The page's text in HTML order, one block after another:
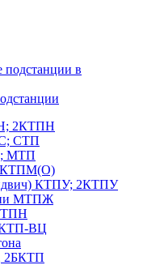
2КТПН
СТП
МТП
КТПМ(О)
КТПУ; 2КТПУ
МТПЖ
КТП-ВЦ
2БКТП